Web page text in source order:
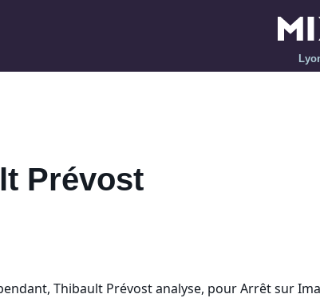
Prévost
Thibault Prévost analyse, pour Arrêt sur